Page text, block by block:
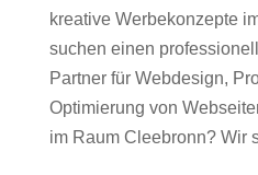
kreative Werbekonzepte
suchen einen
Partner für Webdesign,
Optimierung von
im Raum Cleebronn? Wir